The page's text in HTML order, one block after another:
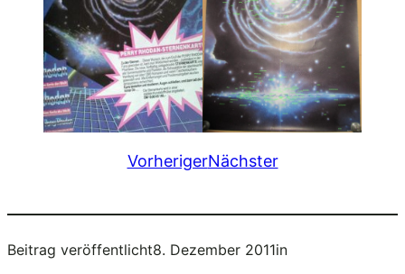
VorherigerNächster
Beitrag veröffentlicht8. Dezember 2011in